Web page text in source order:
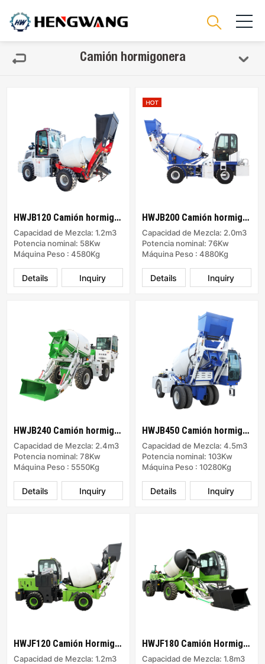
Camión hormigonera
HWJB120 Camión hormigonera
Capacidad de Mezcla: 1.2m3
Potencia nominal: 58Kw
Máquina Peso : 4580Kg
Inquiry
Details
HWJB200 Camión hormigonera
Capacidad de Mezcla: 2.0m3
Potencia nominal: 76Kw
Máquina Peso : 4880Kg
Inquiry
Details
HWJB240 Camión hormigonera
Capacidad de Mezcla: 2.4m3
Potencia nominal: 78Kw
Máquina Peso : 5550Kg
Inquiry
Details
HWJB450 Camión hormigonera
Capacidad de Mezcla: 4.5m3
Potencia nominal: 103Kw
Máquina Peso : 10280Kg
Inquiry
Details
HWJF120 Camión Hormigonera
Capacidad de Mezcla: 1.2m3
HWJF180 Camión Hormigonera
Capacidad de Mezcla: 1.8m3